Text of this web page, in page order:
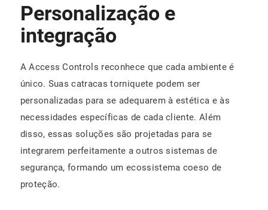
Personalização e
integração
A Access Controls reconhece que cada ambiente é
único. Suas catracas torniquete podem ser
personalizadas para se adequarem à estética e às
necessidades específicas de cada cliente. Além
disso, essas soluções são projetadas para se
integrarem perfeitamente a outros sistemas de
segurança, formando um ecossistema coeso de
proteção.